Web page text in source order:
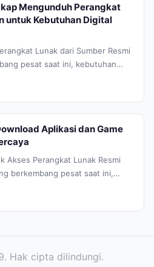
Mengunduh Perangkat
untuk Kebutuhan Digital
Lunak dari Sumber Resmi
pesat saat ini, kebutuhan
Aplikasi dan Game
Akses Perangkat Lunak Resmi
berkembang pesat saat ini,
Hak cipta dilindungi.